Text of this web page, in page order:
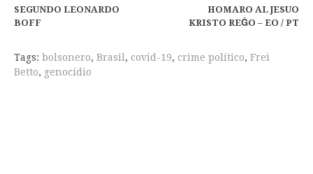
lendo
SEGUNDO LEONARDO
BOFF
HOMARO AL JESUO
KRISTO REĜO – EO / PT
Tags: bolsonero, Brasil , covid-19, crime político, Frei
Betto, genocídio